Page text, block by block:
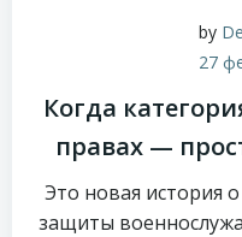
by
27
Когда
правах —
Это новая история
защиты